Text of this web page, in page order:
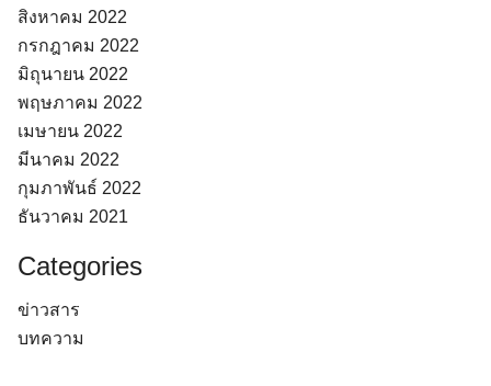
สิงหาคม 2022
กรกฎาคม 2022
มิถุนายน 2022
พฤษภาคม 2022
เมษายน 2022
มีนาคม 2022
กุมภาพันธ์ 2022
ธันวาคม 2021
Categories
ข่าวสาร
บทความ